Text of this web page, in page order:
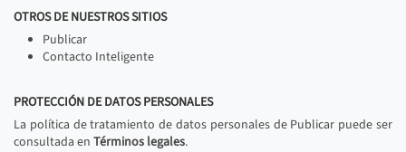
OTROS DE NUESTROS SITIOS
Publicar
Contacto Inteligente
PROTECCIÓN DE DATOS PERSONALES
La política de tratamiento de datos personales de Publicar puede ser
consultada en Términos legales.